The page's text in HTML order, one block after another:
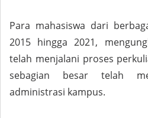
Para mahasiswa dari
2015 hingga 2021,
telah menjalani proses
sebagian besar telah
administrasi kampus.